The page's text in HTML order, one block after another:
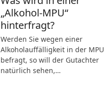
„Alkohol-MPU“
hinterfragt?
Werden Sie wegen einer
Alkoholauffälligkeit in der MPU
befragt, so will der Gutachter
natürlich sehen,…